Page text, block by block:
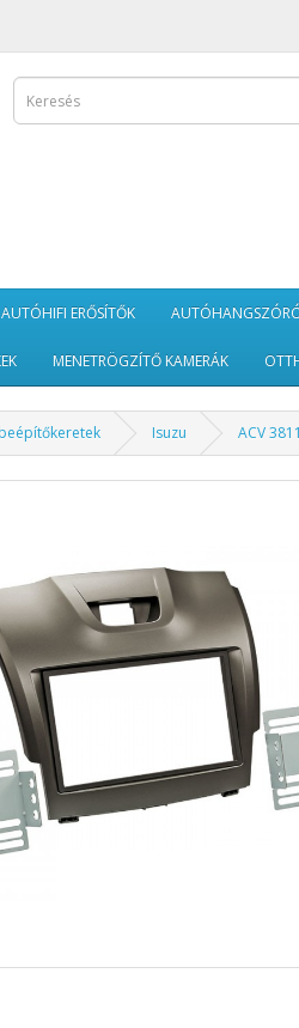
AUTÓHIFI ERŐSÍTŐK
MENETRÖGZÍTŐ KAMERÁK
Isuzu ACV